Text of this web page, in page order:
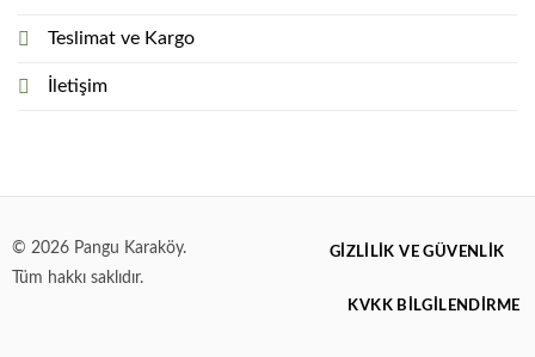
Teslimat ve Kargo
İletişim
© 2026 Pangu Karaköy.
Tüm hakkı saklıdır.
GIZLILIK VE GÜVENLIK
KVKK BİLGİLENDİRME